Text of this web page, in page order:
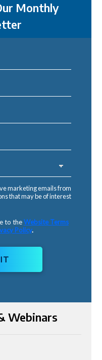
Monthly
marketing emails from
that may be of interest
to theWebsite Terms
Policy.
Webinars